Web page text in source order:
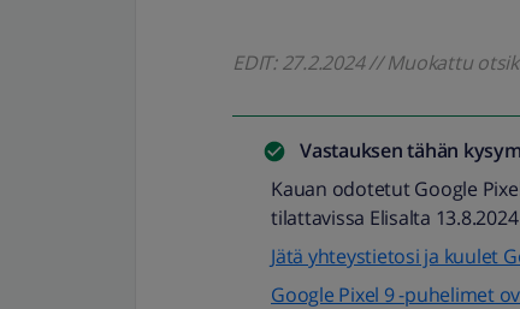
EDIT: 27.2.2024 // Muokattu
Vastauksen tähän
Kauan odotetut Google
tilattavissa Elisalta
Jätä yhteystietosi ja kuulet
Google Pixel 9 -puhelimet